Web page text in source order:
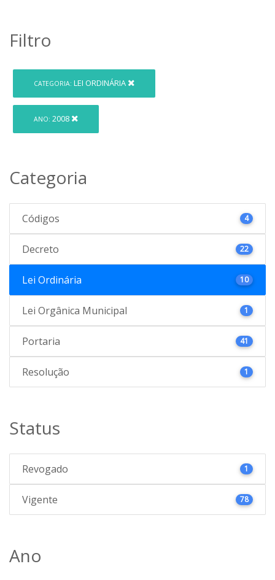
Filtro
CATEGORIA: LEI ORDINÁRIA
ANO: 2008
Categoria
Códigos 4
Decreto 22
Lei Ordinária 10
Lei Orgânica Municipal 1
Portaria 41
Resolução 1
Status
Revogado 1
Vigente 78
Ano